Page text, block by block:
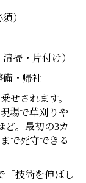
）
掃・片付け）
備・帰社
せされます。
場で草刈りや
ど。最初の3カ
で死守できる
「技術を伸ばし